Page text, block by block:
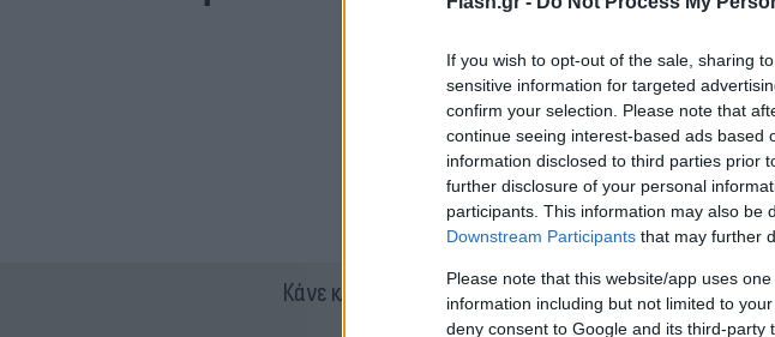
If you wish to opt-out of the sale, sharing
sensitive information for targeted
confirm your selection. Please note that
continue seeing interest-based ads based
information disclosed to third parties prior
further disclosure of your personal
participants. This information may also be
Downstream Participants that may further
Please note that this website/app uses
information including but not limited to
deny consent to Google and its third-
Κάνε κλικ και δες περισσότεροFlash.grστην